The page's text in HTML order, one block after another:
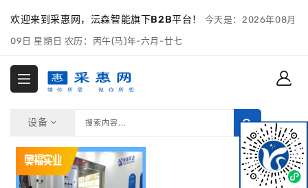
欢迎来到采惠网，沄森智能旗下B2B平台！ 今天是：2026年08月
09日 星期日 农历：丙午(马)年-六月-廿七
设备